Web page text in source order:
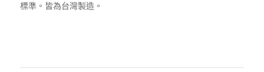
標準。皆為台灣製造。